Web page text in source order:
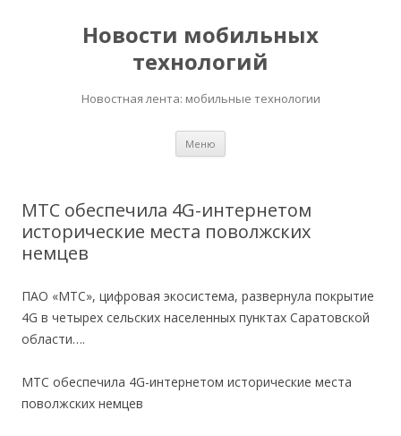
Новости мобильных
технологий
Новостная лента: мобильные технологии
Меню
МТС обеспечила 4G-интернетом
исторические места поволжских
немцев
ПАО «МТС», цифровая экосистема, развернула покрытие
4G в четырех сельских населенных пунктах Саратовской
области….
МТС обеспечила 4G-интернетом исторические места
поволжских немцев